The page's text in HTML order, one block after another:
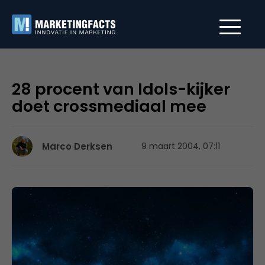
28 procent van Idols-kijker
doet crossmediaal mee
Marco Derksen 9 maart 2004, 07:11